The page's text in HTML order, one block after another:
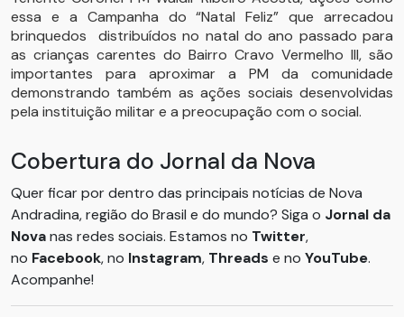
essa e a Campanha do “Natal Feliz” que arrecadou
brinquedos distribuídos no natal do ano passado para
as crianças carentes do Bairro Cravo Vermelho III, são
importantes para aproximar a PM da comunidade
demonstrando também as ações sociais desenvolvidas
pela instituição militar e a preocupação com o social.
Cobertura do Jornal da Nova
Quer ficar por dentro das principais notícias de Nova
Andradina, região do Brasil e do mundo? Siga o Jornal da
Novanas redes sociais. Estamos no Twitter,
no Facebook, no Instagram, Threads e no YouTube.
Acompanhe!